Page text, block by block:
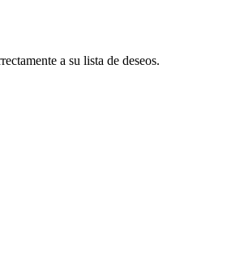
a su lista de deseos.